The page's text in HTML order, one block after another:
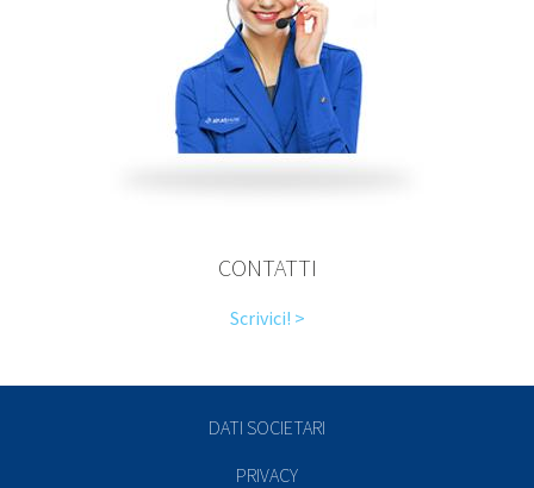
CONTATTI
Scrivici! >
DATI SOCIETARI
PRIVACY